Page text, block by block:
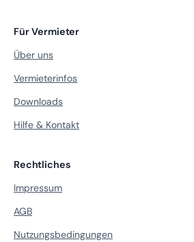
Für Vermieter
Über uns
Vermieterinfos
Downloads
Hilfe & Kontakt
Rechtliches
Impressum
AGB
Nutzungsbedingungen